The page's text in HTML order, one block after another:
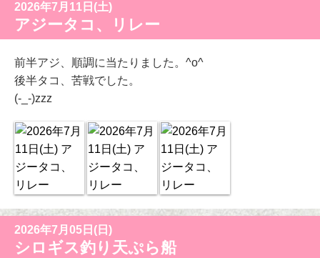
2026年7月11日(土)
アジータコ、リレー
前半アジ、順調に当たりました。^o^
後半タコ、苦戦でした。
(-_-)zzz
2026年7月05日(日)
シロギス釣り天ぷら船